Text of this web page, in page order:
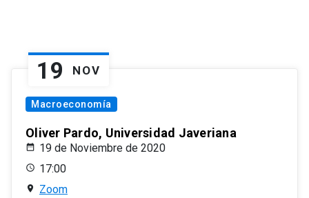
19 NOV
Macroeconomía
Oliver Pardo, Universidad Javeriana
19 de Noviembre de 2020
17:00
Zoom